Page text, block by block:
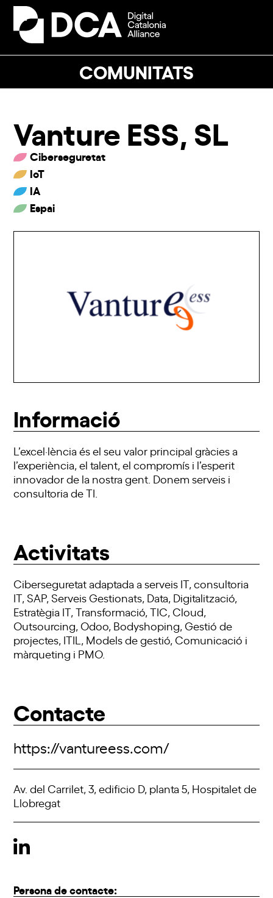
Skip
content
COMUNITATS
Open
mobile
Close
mobile
Vanture ESS, SL
Ciberseguretat
IoT
IA
Espai
Informació
L’excel·lència és el seu valor principal gràcies a
l’experiència, el talent, el compromís i l’esperit
innovador de la nostra gent. Donem serveis i
consultoria de TI.
Activitats
Ciberseguretat adaptada a serveis IT, consultoria
IT, SAP, Serveis Gestionats, Data, Digitalització,
Estratègia IT, Transformació, TIC, Cloud,
Outsourcing, Odoo, Bodyshoping, Gestió de
projectes, ITIL, Models de gestió, Comunicació i
màrqueting i PMO.
Contacte
https://vantureess.com/
Av. del Carrilet, 3, edificio D, planta 5, Hospitalet de
Llobregat
Persona de contacte: